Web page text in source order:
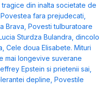
tragice din inalta societate de
Povestea fara prejudecati
Brava Povesti tulburatoare
Sturdza Bulandra, dincolo
Cele doua Elisabete. Mituri
mai longevive suverane
Epstein si prietenii sai
depline Povestile